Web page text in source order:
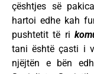
çështjes së
hartoi edhe kah
pushtetit të ri
tani është çasti i
njëjtën e bën